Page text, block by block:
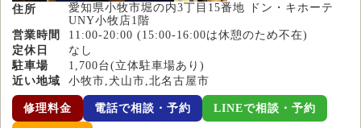
住所
愛知県小牧市堀の内3丁目15番地 ドン・キホーテ
UNY小牧店1階
営業時間
11:00-20:00 (15:00-16:00は休憩のため不在)
定休日
なし
駐車場
1,700台(立体駐車場あり)
近い地域
小牧市,犬山市,北名古屋市
修理料金 電話で相談・予約 LINEで相談・予約